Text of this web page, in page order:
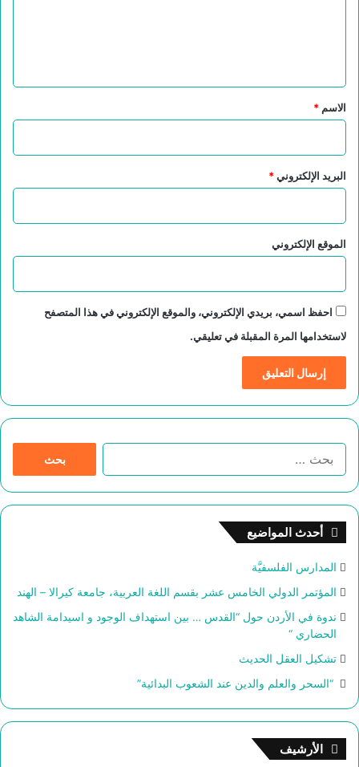
*
الاسم *
البريد الإلكتروني*
الموقع الإلكتروني
احفظ اسمي، بريدي الإلكتروني، والموقع الإلكتروني في هذا المتصفح
لاستخدامها المرة المقبلة في تعليقي.
أحدث المواضيع
المدارس الفلسفيَّة
المؤتمر الدولي الخامس عشر بقسم اللغة العربية، جامعة كيرالا – الهند
ندوة في الأردن حول “القدس … بين استهداف الوجود و اسيدامة الشاهد
الحضاري “
تشكيل العقل الحديث
“السحر والعلم والدين عند الشعوب البدائية”
الأرشيف